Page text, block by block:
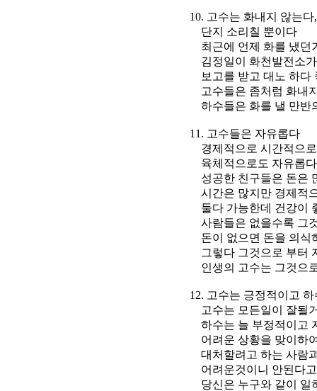
10. 고수는 화내지 않는
단지 소리칠 뿐이다
최근에 언제 화를 냈던가
김정일이 화천발전소가
보고를 받고 대노 하다
고수들은 좀처럼 화내지
하수들은 화를 낼 만반의
11. 고수들은 자유롭다
경제적으로 시간적으로
육체적으로도 자유롭다
성공한 친구들은 돈은 많
시간은 많지만 경제적으
둘다 가능한데 건강이
사람들은 없을수록 그것
돈이 없으면 돈을 의식하
그렇다 그것으로 부터 자
인생의 고수는 그것으로
12. 고수는 긍정적이고 하
고수는 모든일이 잘될거
하수는 늘 부정적이고
어려운 상황을 맞이하여
대처할려고 하는 사람
어려운것이니 안된다고
당신은 누구와 같이 일하